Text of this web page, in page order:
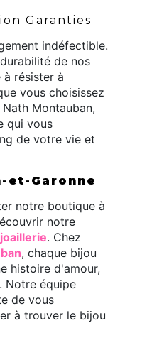
Garanties
indéfectible.
de nos
résister à
vous choisissez
Montauban,
qui vous
de votre vie et
et-Garonne
notre boutique à
notre
joaillerie. Chez
, chaque bijou
histoire d'amour,
Notre équipe
de vous
à trouver le bijou